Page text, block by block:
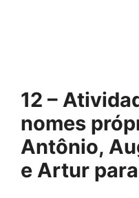
12 –
nomes
Antônio,
e Artur